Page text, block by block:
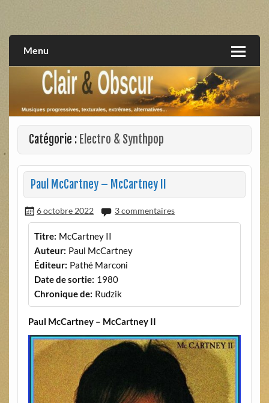
extrêmes, alternatives, texturales
Menu
Catégorie : Electro & Synthpop
Paul McCartney – McCartney II
6 octobre 2022 3 commentaires
Titre: McCartney II
Auteur: Paul McCartney
Éditeur: Pathé Marconi
Date de sortie: 1980
Chronique de: Rudzik
Paul McCartney – McCartney II